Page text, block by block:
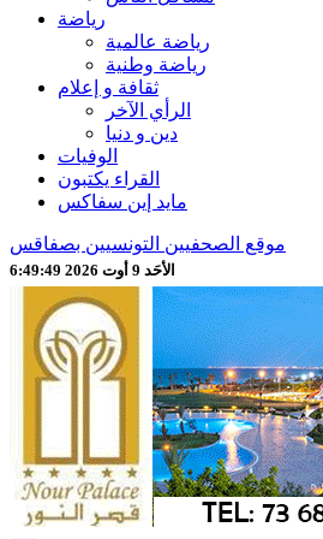
رياضة
رياضة عالمية
رياضة وطنية
ثقافة و إعلام
الرأي الآخر
دين و دنيا
الوفيات
القراء يكتبون
مايد إين سفاكس
موقع الصحفيين التونسيين بصفاقس
الأحَد 9 أوت 2026 6:49:51